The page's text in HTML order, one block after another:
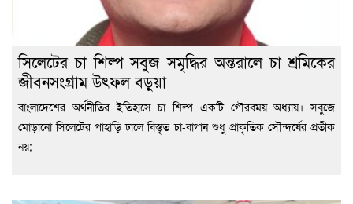
সিলেটের চা শিল্প সবুজ সমৃদ্ধির অন্তরালে চা শ্রমিকের
জীবনসংগ্রাম উৎফল বড়ুয়া
বাংলাদেশের অর্থনীতির ইতিহাসে চা শিল্প একটি গৌরবময় অধ্যায়। সবুজে
মোড়ানো সিলেটের পাহাড়ি ঢালে বিস্তৃত চা-বাগান শুধু প্রাকৃতিক সৌন্দর্যের প্রতীক
নয়;